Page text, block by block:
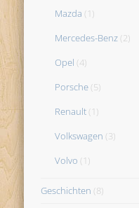
Mazda (1)
Mercedes-Benz (2)
Opel (4)
Porsche (5)
Renault (1)
Volkswagen (3)
Volvo (1)
Geschichten (8)